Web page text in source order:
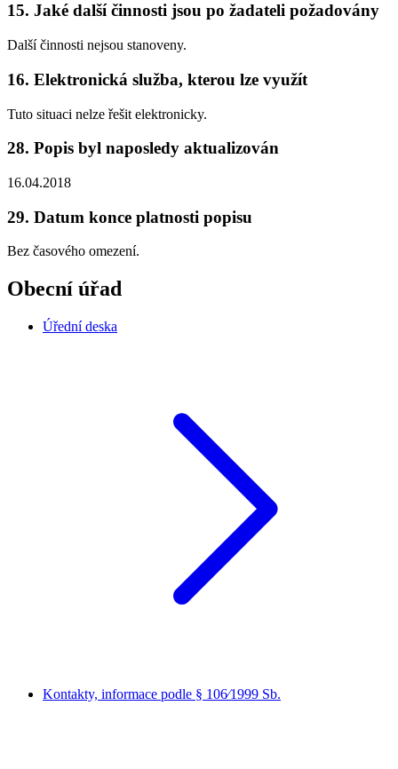
15. Jaké další činnosti jsou po žadateli požadovány
Další činnosti nejsou stanoveny.
16. Elektronická služba, kterou lze využít
Tuto situaci nelze řešit elektronicky.
28. Popis byl naposledy aktualizován
16.04.2018
29. Datum konce platnosti popisu
Bez časového omezení.
Obecní úřad
Úřední deska
Kontakty, informace podle § 106⁄1999 Sb.